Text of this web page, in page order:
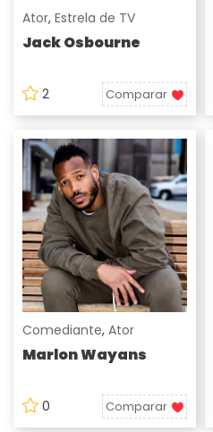
Ator, Estrela de TV
Jack Osbourne
2 Comparar
Comediante, Ator
Marlon Wayans
0 Comparar